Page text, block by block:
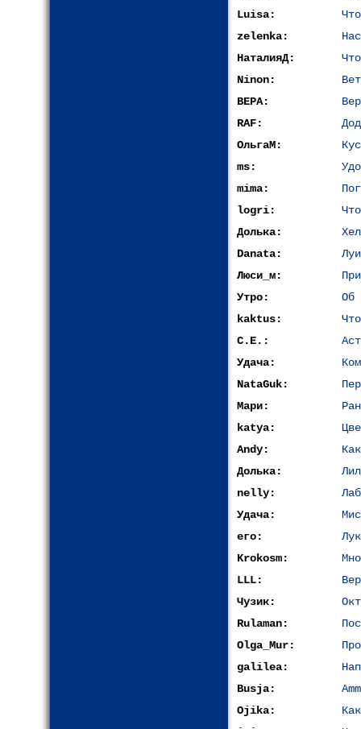
Luisa:
zelenka:
НаталияД:
Ninon:
ВЕРА:
RAF:
ОльгаМ:
ms:
mima:
logri:
Долька:
Danata:
Люси_м:
Утро:
Об
kaktus:
С.Е.:
Удача:
NataGuk:
Мари:
katya:
Andy:
Долька:
nelly:
Удача:
его:
Krokosm:
LLL:
Чузик:
Rulaman:
Olga_Mur:
galilea:
Busja:
Ojika: